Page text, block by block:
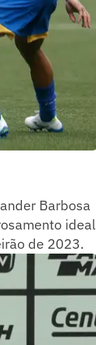
Barbosa
ideal
de 2023.